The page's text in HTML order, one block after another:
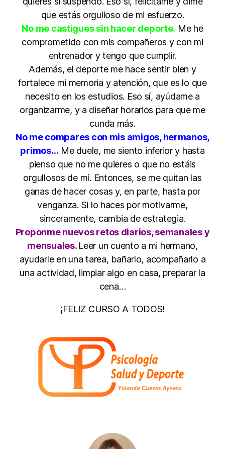
que estás orgulloso de mi esfuerzo.
No me castigues sin hacer deporte. Me he
comprometido con mis compañeros y con mi
entrenador y tengo que cumplir.
Además, el deporte me hace sentir bien y
fortalece mi memoria y atención, que es lo que
necesito en los estudios. Eso sí, ayúdame a
organizarme, y a diseñar horarios para que me
cunda más.
No me compares con mis amigos, hermanos,
primos… Me duele, me siento inferior y hasta
pienso que no me quieres o que no estáis
orgullosos de mí. Entonces, se me quitan las
ganas de hacer cosas y, en parte, hasta por
venganza. Si lo haces por motivarme,
sinceramente, cambia de estrategia.
Proponme nuevos retos diarios, semanales y
mensuales. Leer un cuento a mi hermano,
ayudarle en una tarea, bañarlo, acompañarlo a
una actividad, limpiar algo en casa, preparar la
cena…
¡FELIZ CURSO A TODOS!